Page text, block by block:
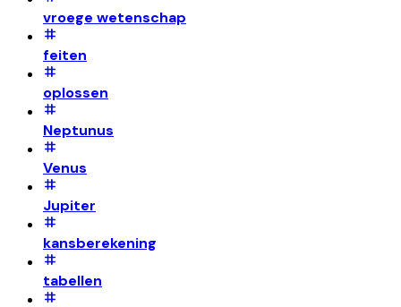
vroege wetenschap
feiten
oplossen
Neptunus
Venus
Jupiter
kansberekening
tabellen